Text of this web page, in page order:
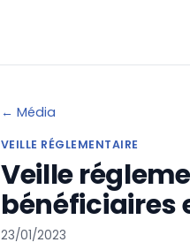
← Média
VEILLE RÉGLEMENTAIRE
Veille
bénéficiaires
23/01/2023